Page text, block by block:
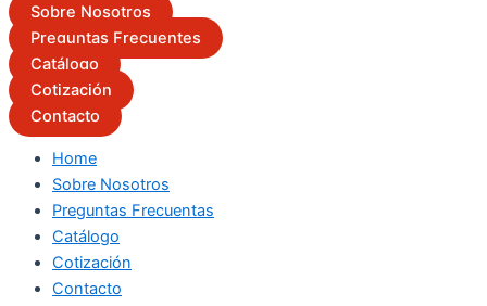
Sobre Nosotros
Preguntas Frecuentes
Catálogo
Cotización
Contacto
Home
Sobre Nosotros
Preguntas Frecuentas
Catálogo
Cotización
Contacto